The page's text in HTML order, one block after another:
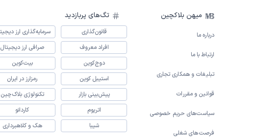
میهن بلاکچین
درباره ما
ارتباط با ما
تبلیغات و همکاری تجاری
قوانین و مقررات
سیاست‌های حریم خصوصی
فرصت‌های شغلی
تگ‌های پربازدید
قانون‌گذاری
سرمایه‌گذاری ارز
افراد معروف
صرافی ارز دیجیتال
دوج‌کوین
بیت‌کوین
استیبل کوین
رمزارز در ایران
پیش‌بینی بازار
تکنولوژی بلاک‌چین
اتریوم
کاردانو
شیبا
هک و کلاهبرداری